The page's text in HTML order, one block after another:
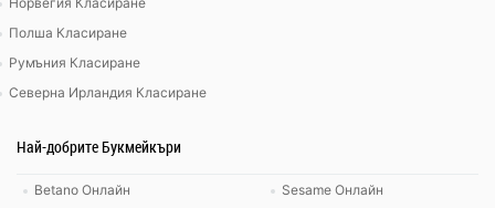
Полша Класиране
Румъния Класиране
Северна Ирландия Класиране
Най-добрите Букмейкъри
Betano Онлайн
Sesame Онлайн